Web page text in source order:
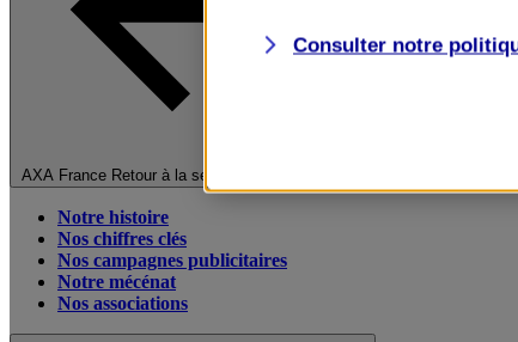
AXA France Retour à la section précédente
Notre histoire
Nos chiffres clés
Nos campagnes publicitaires
Notre mécénat
Nos associations
Consulter notre